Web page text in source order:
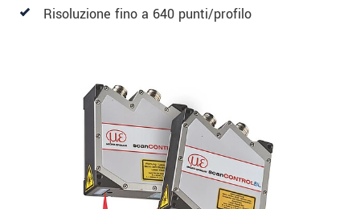
Risoluzione fino a 640 punti/profilo